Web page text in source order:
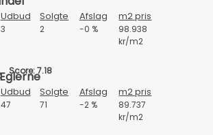
Udbud Solgte Afslag m2 pris
3 2 -0 %
98.938
kr/m2
Score: 7.18
Udbud Solgte Afslag m2 pris
47 71 -2 %
89.737
kr/m2